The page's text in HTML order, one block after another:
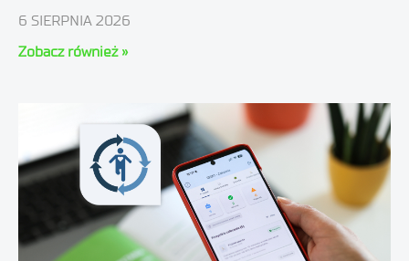
6 SIERPNIA 2026
Zobacz również »